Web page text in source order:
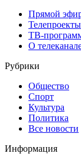
Прямой
Телепроекты
ТВ-
О
Рубрики
Общество
Спорт
Культура
Политика
Все новости
Информация